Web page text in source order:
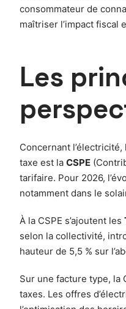
consommateur de
maîtriser l’impact fiscal
Les
Concernant
taxe est la CSPE
tarifaire. Pour 2026,
notamment dans le
À la CSPE s’ajoutent les
selon la collectivité,
hauteur de 5,5 % sur
Sur une facture type, la
taxes. Les offres